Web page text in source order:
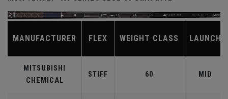
MANUFACTURER FLEX WEIGHT CLASS LAUNCH
MITSUBISHI
CHEMICAL
STIFF 60 MID